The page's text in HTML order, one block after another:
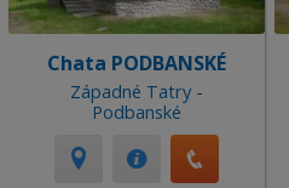
Chata PODBANSKÉ
Západné Tatry -
Podbanské